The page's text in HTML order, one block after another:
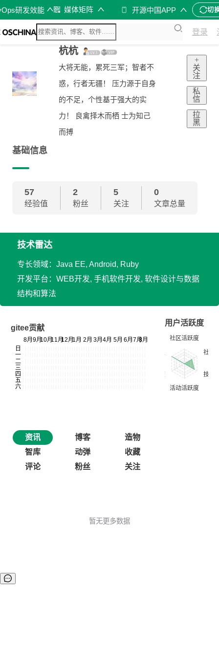
研发效能 媒体矩阵 开源中国APP 切
登录
杭杭
大将无能，累死三军；智者不
惑，行者无疆！ 压力源于自身
的不足，个性基于强大的实
力！ 良禽择木而栖 士为知己
而搏
+
关
注
私
信
拉
黑
基础信息
57
经验值
2
粉丝
5
关注
0
文章总量
技术雷达
专长领域：Java EE, Android, Ruby
开发平台：WEB开发, 手机软件开发, 软件设计与数据
结构和算法
gitee贡献
用户活跃度
资讯 博客
造物
智库
动弹
收藏
评论
粉丝 关注
暂无更多数据